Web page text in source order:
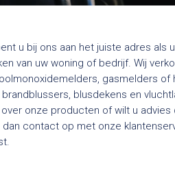
u bij ons aan het juiste adres als
van uw woning of bedrijf. Wij
gasmelders of
blusdekens en
onze producten of wilt u advies
contact op met onze